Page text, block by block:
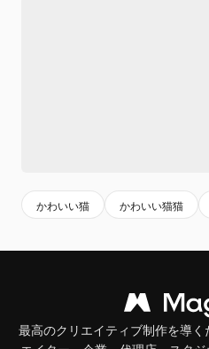
かわいい猫 かわいい猫猫
最高のクリエイティブ制作を導